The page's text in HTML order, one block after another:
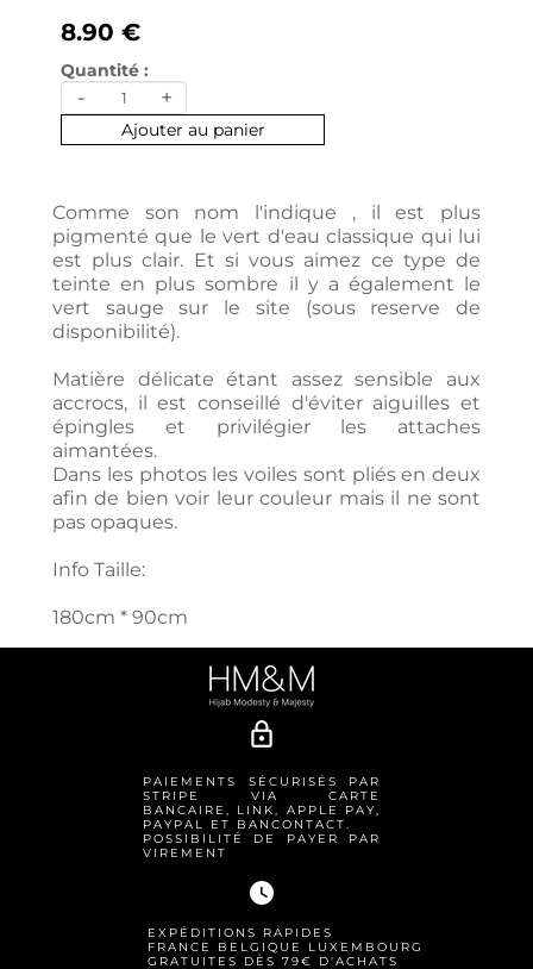
watch_later
EXPÉDITIONS RAPIDES
FRANCE BELGIQUE LUXEMBOURG
GRATUITES DÈS 79€ D'ACHATS
lock_outline
PAIEMENTS SÉCURISÉS PAR
STRIPE VIA CARTE
BANCAIRE, LINK, APPLE PAY,
PAYPAL ET BANCONTACT.
POSSIBILITÉ DE PAYER PAR
VIREMENT
8.90 €
Quantité :
- +
Ajouter au panier
Comme son nom l'indique , il est plus
pigmenté que le vert d'eau classique qui lui
est plus clair. Et si vous aimez ce type de
teinte en plus sombre il y a également le
vert sauge sur le site (sous reserve de
disponibilité).
Matière délicate étant assez sensible aux
accrocs, il est conseillé d'éviter aiguilles et
épingles et privilégier les attaches
aimantées.
Dans les photos les voiles sont pliés en deux
afin de bien voir leur couleur mais il ne sont
pas opaques.
Info Taille:
180cm * 90cm